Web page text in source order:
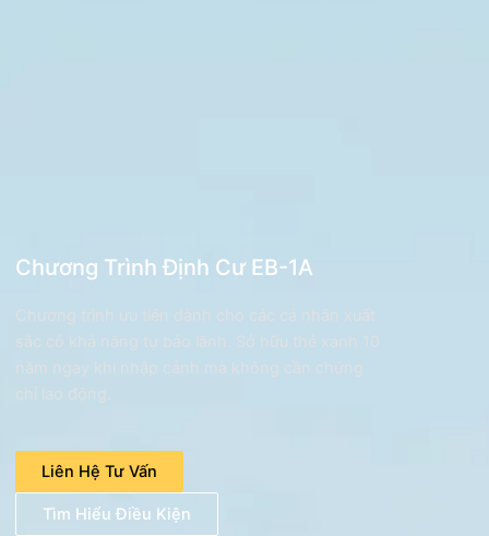
Chương Trình Định Cư EB-1A
Chương trình ưu tiên dành cho các cá nhân xuất
sắc có khả năng tự bảo lãnh. Sở hữu thẻ xanh 10
năm ngay khi nhập cảnh mà không cần chứng
chỉ lao động.
Liên Hệ Tư Vấn
Tìm Hiểu Điều Kiện